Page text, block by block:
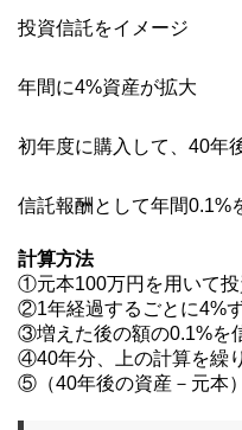
投資信託をイメージ
年間に4%資産が拡大
初年度に購入して、40年
信託報酬として年間0.1%
計算方法
①元本100万円を用いて
②1年経過するごとに4%
③増えた後の額の0.1%を
④40年分、上の計算を繰
⑤（40年後の資産－元本